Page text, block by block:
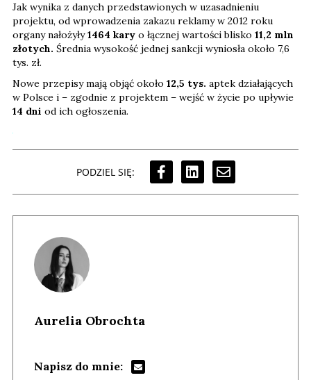
Jak wynika z danych przedstawionych w uzasadnieniu
projektu, od wprowadzenia zakazu reklamy w 2012 roku
organy nałożyły1464 kary o łącznej wartości blisko 11,2 mln
złotych. Średnia wysokość jednej sankcji wyniosła około 7,6
tys. zł.
Nowe przepisy mają objąć około 12,5 tys. aptek działających
w Polsce i – zgodnie z projektem – wejść w życie po upływie
14 dni od ich ogłoszenia.
PODZIEL SIĘ:
Aurelia Obrochta
Napisz do mnie: